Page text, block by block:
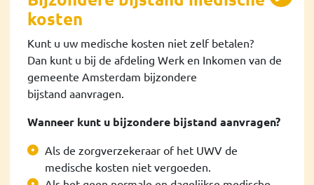
kosten
Kunt u uw medische kosten niet zelf betalen?
Dan kunt u bij de afdeling Werk en Inkomen van de
gemeente Amsterdam bijzondere
bijstand aanvragen.
Wanneer kunt u bijzondere bijstand aanvragen?
Als de zorgverzekeraar of het UWV de
medische kosten niet vergoeden.